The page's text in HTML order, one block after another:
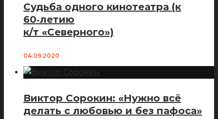
Судьба одного кинотеатра (к
60‑летию
к/т «Северного»)
04.09.2020
Виктор Сорокин: «Нужно всё
делать с любовью и без пафоса»